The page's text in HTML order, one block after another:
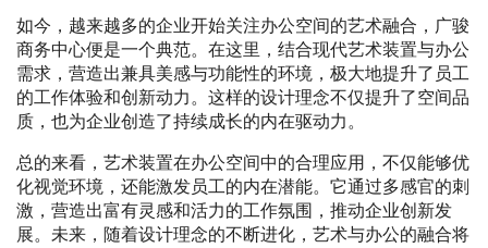
如今，越来越多的企业开始关注办公空间的艺术融合，广骏
商务中心便是一个典范。在这里，结合现代艺术装置与办公
需求，营造出兼具美感与功能性的环境，极大地提升了员工
的工作体验和创新动力。这样的设计理念不仅提升了空间品
质，也为企业创造了持续成长的内在驱动力。
总的来看，艺术装置在办公空间中的合理应用，不仅能够优
化视觉环境，还能激发员工的内在潜能。它通过多感官的刺
激，营造出富有灵感和活力的工作氛围，推动企业创新发
展。未来，随着设计理念的不断进化，艺术与办公的融合将